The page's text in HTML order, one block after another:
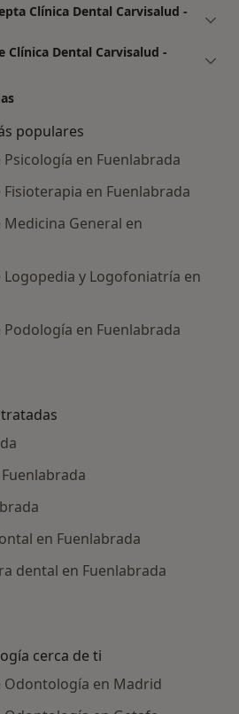
Clínica Dental Carvisalud -
Clínica Dental Carvisalud -
populares
en Fuenlabrada
en Fuenlabrada
General en
y Logofoniatría en
en Fuenlabrada
en Fuenlabrada
dental en Fuenlabrada
cerca de ti
Odontología en Madrid